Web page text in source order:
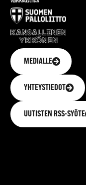
MEDIALLE
YHTEYSTIEDOT
UUTISTEN RSS-SYÖTE